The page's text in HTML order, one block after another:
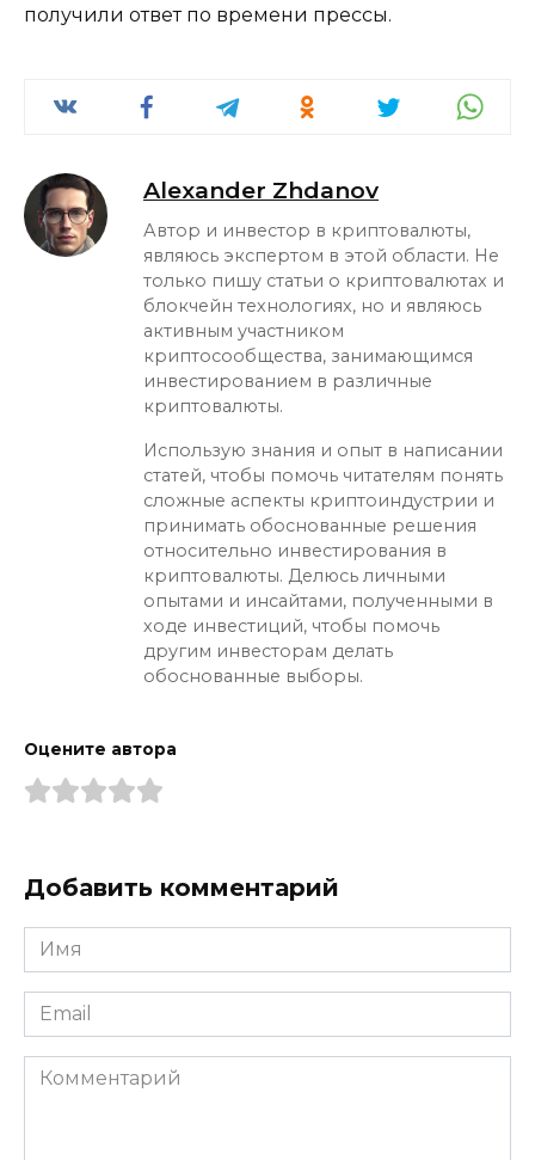
получили ответ по времени прессы.
Alexander Zhdanov
Автор и инвестор в криптовалюты,
являюсь экспертом в этой области. Не
только пишу статьи о криптовалютах и
блокчейн технологиях, но и являюсь
активным участником
криптосообщества, занимающимся
инвестированием в различные
криптовалюты.
Использую знания и опыт в написании
статей, чтобы помочь читателям понять
сложные аспекты криптоиндустрии и
принимать обоснованные решения
относительно инвестирования в
криптовалюты. Делюсь личными
опытами и инсайтами, полученными в
ходе инвестиций, чтобы помочь
другим инвесторам делать
обоснованные выборы.
Оцените автора
Добавить комментарий
Имя
*
Email
*
Комментарий